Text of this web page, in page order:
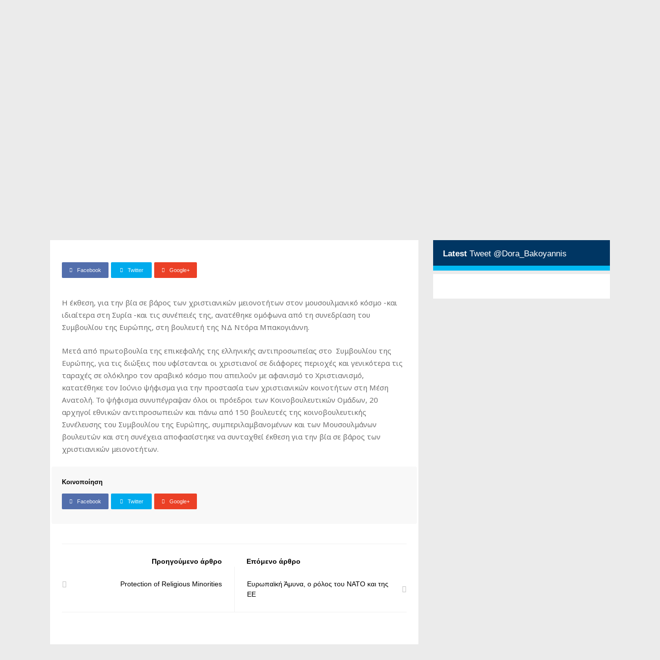
Facebook Twitter Google+
Η έκθεση, για την βία σε βάρος των χριστιανικών μειονοτήτων στον μουσουλμανικό κόσμο -και
ιδιαίτερα στη Συρία -και τις συνέπειές της, ανατέθηκε ομόφωνα από τη συνεδρίαση του
Συμβουλίου της Ευρώπης, στη βουλευτή της ΝΔ Ντόρα Μπακογιάννη.
Μετά από πρωτοβουλία της επικεφαλής της ελληνικής αντιπροσωπείας στο Συμβουλίου της
Ευρώπης, για τις διώξεις που υφίστανται οι χριστιανοί σε διάφορες περιοχές και γενικότερα τις
ταραχές σε ολόκληρο τον αραβικό κόσμο που απειλούν με αφανισμό το Χριστιανισμό,
κατατέθηκε τον Ιούνιο ψήφισμα για την προστασία των χριστιανικών κοινοτήτων στη Μέση
Ανατολή. Το ψήφισμα συνυπέγραψαν όλοι οι πρόεδροι των Κοινοβουλευτικών Ομάδων, 20
αρχηγοί εθνικών αντιπροσωπειών και πάνω από 150 βουλευτές της κοινοβουλευτικής
Συνέλευσης του Συμβουλίου της Ευρώπης, συμπεριλαμβανομένων και των Μουσουλμάνων
βουλευτών και στη συνέχεια αποφασίστηκε να συνταχθεί έκθεση για την βία σε βάρος των
χριστιανικών μειονοτήτων.
Κοινοποίηση
Facebook Twitter Google+
Προηγούμενο άρθρο
Protection of Religious Minorities
Επόμενο άρθρο
Ευρωπαϊκή Άμυνα, o ρόλος του ΝΑΤΟ και της
ΕΕ
Latest Tweet @Dora_Bakoyannis